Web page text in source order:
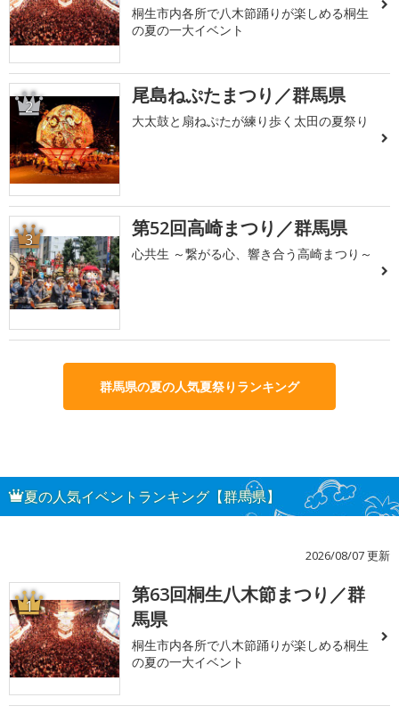
桐生市内各所で八木節踊りが楽しめる桐生
の夏の一大イベント
2 尾島ねぷたまつり／群馬県
大太鼓と扇ねぷたが練り歩く太田の夏祭り
3 第52回高崎まつり／群馬県
心共生 ～繋がる心、響き合う高崎まつり～
群馬県の夏の人気夏祭りランキング
夏の人気イベントランキング【群馬県】
2026/08/07 更新
1
第63回桐生八木節まつり／群
馬県
桐生市内各所で八木節踊りが楽しめる桐生
の夏の一大イベント